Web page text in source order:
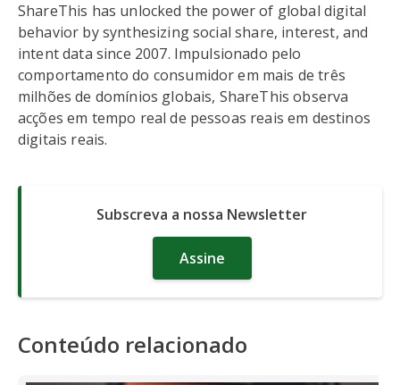
ShareThis has unlocked the power of global digital
behavior by synthesizing social share, interest, and
intent data since 2007. Impulsionado pelo
comportamento do consumidor em mais de três
milhões de domínios globais, ShareThis observa
acções em tempo real de pessoas reais em destinos
digitais reais.
Subscreva a nossa Newsletter
Assine
Conteúdo relacionado